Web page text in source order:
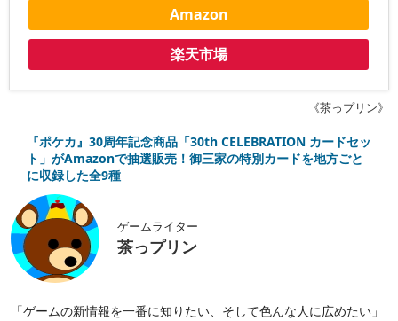
Amazon
楽天市場
《茶っプリン》
『ポケカ』30周年記念商品「30th CELEBRATION カードセッ
ト」がAmazonで抽選販売！御三家の特別カードを地方ごと
に収録した全9種
ゲームライター
茶っプリン
「ゲームの新情報を一番に知りたい、そして色んな人に広めたい」